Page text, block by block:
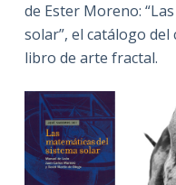
de Ester Moreno:
solar”, el catálogo del
libro de arte fractal.